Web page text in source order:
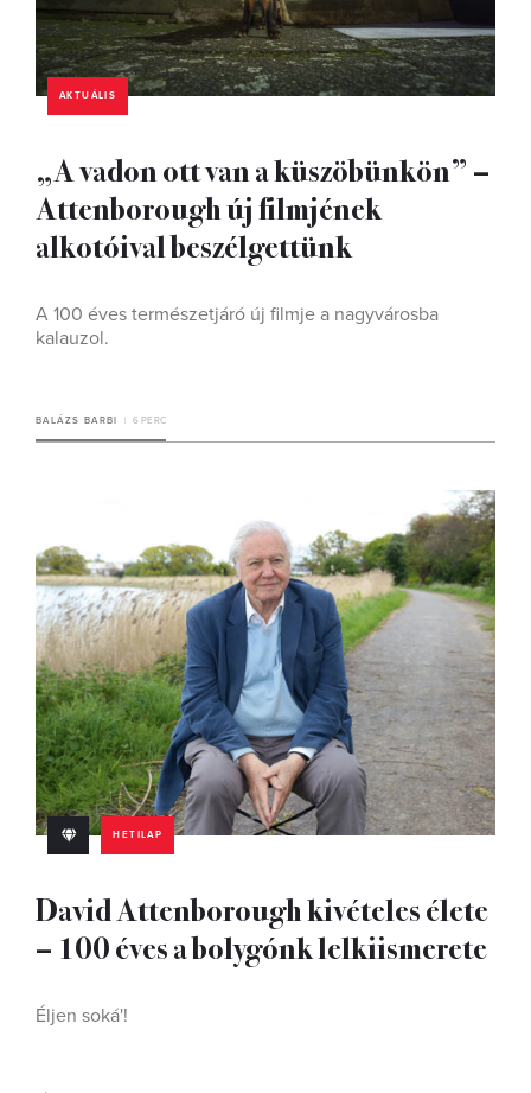
AKTUÁLIS
„A vadon ott van a küszöbünkön” –
Attenborough új filmjének
alkotóival beszélgettünk
A 100 éves természetjáró új filmje a nagyvárosba
kalauzol.
BALÁZS BARBI 6 PERC
HETILAP
David Attenborough kivételes élete
– 100 éves a bolygónk lelkiismerete
Éljen soká'!